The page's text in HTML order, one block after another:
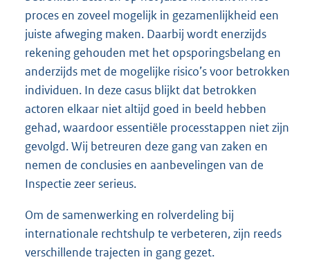
proces en zoveel mogelijk in gezamenlijkheid een
juiste afweging maken. Daarbij wordt enerzijds
rekening gehouden met het opsporingsbelang en
anderzijds met de mogelijke risico’s voor betrokken
individuen. In deze casus blijkt dat betrokken
actoren elkaar niet altijd goed in beeld hebben
gehad, waardoor essentiële processtappen niet zijn
gevolgd. Wij betreuren deze gang van zaken en
nemen de conclusies en aanbevelingen van de
Inspectie zeer serieus.
Om de samenwerking en rolverdeling bij
internationale rechtshulp te verbeteren, zijn reeds
verschillende trajecten in gang gezet.